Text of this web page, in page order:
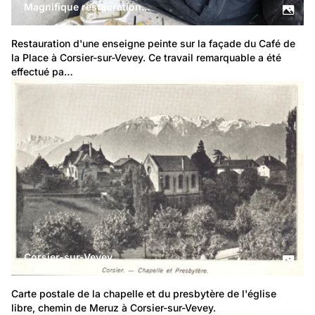
Magnifique restauration...
Restauration d'une enseigne peinte sur la façade du Café de
la Place à Corsier-sur-Vevey. Ce travail remarquable a été
effectué pa…
Corsier-sur-Vevey
Carte postale de la chapelle et du presbytère de l'église
libre, chemin de Meruz à Corsier-sur-Vevey.